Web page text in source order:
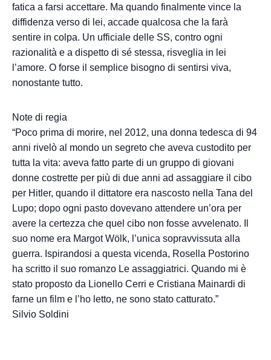
fatica a farsi accettare. Ma quando finalmente vince la
diffidenza verso di lei, accade qualcosa che la farà
sentire in colpa. Un ufficiale delle SS, contro ogni
razionalità e a dispetto di sé stessa, risveglia in lei
l’amore. O forse il semplice bisogno di sentirsi viva,
nonostante tutto.
Note di regia
“Poco prima di morire, nel 2012, una donna tedesca di 94
anni rivelò al mondo un segreto che aveva custodito per
tutta la vita: aveva fatto parte di un gruppo di giovani
donne costrette per più di due anni ad assaggiare il cibo
per Hitler, quando il dittatore era nascosto nella Tana del
Lupo; dopo ogni pasto dovevano attendere un’ora per
avere la certezza che quel cibo non fosse avvelenato. Il
suo nome era Margot Wölk, l’unica sopravvissuta alla
guerra. Ispirandosi a questa vicenda, Rosella Postorino
ha scritto il suo romanzo Le assaggiatrici. Quando mi è
stato proposto da Lionello Cerri e Cristiana Mainardi di
farne un film e l’ho letto, ne sono stato catturato.”
Silvio Soldini